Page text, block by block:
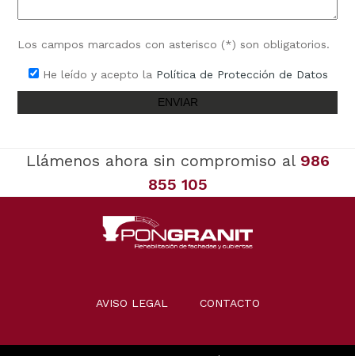
Los campos marcados con asterisco (*) son obligatorios.
He leído y acepto la Política de Protección de Datos
Llámenos ahora sin compromiso al 986
855 105
AVISO LEGAL CONTACTO